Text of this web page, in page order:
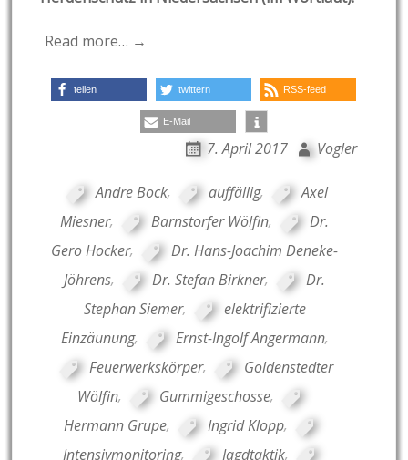
Read more… →
teilen twittern RSS-feed
E-Mail
7. April 2017 Vogler
Andre Bock, auffällig,
Axel
Miesner, Barnstorfer Wölfin,
Dr.
Gero Hocker,
Dr. Hans-Joachim Deneke-
Jöhrens, Dr. Stefan Birkner,
Dr.
Stephan Siemer,
elektrifizierte
Einzäunung, Ernst-Ingolf Angermann,
Feuerwerkskörper,
Goldenstedter
Wölfin, Gummigeschosse,
Hermann Grupe, Ingrid Klopp,
Intensivmonitoring, Jagdtaktik,